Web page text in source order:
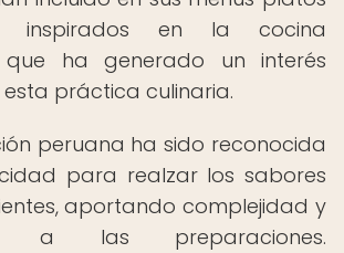
inspirados en la cocina
ha generado un interés
práctica culinaria.
peruana ha sido reconocida
para realzar los sabores
aportando complejidad y
a las preparaciones.